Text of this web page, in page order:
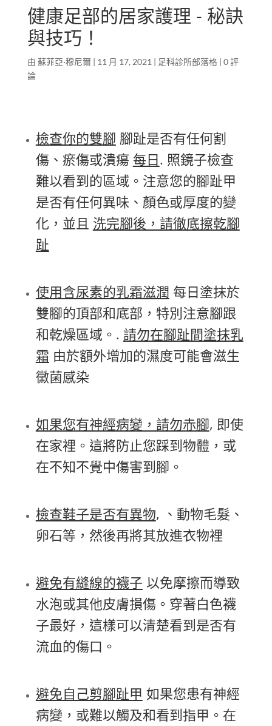
健康足部的居家護理 - 秘訣
與技巧！
由 蘇菲亞·穆尼爾| 11 月 17, 2021 | 足科診所部落格| 0 評
論
檢查你的雙腳 腳趾是否有任何割
傷、瘀傷或潰瘍 每日. 照鏡子檢查
難以看到的區域。注意您的腳趾甲
是否有任何異味、顏色或厚度的變
化，並且 洗完腳後，請徹底擦乾腳
趾
使用含尿素的乳霜滋潤 每日塗抹於
雙腳的頂部和底部，特別注意腳跟
和乾燥區域。. 請勿在腳趾間塗抹乳
霜 由於額外增加的濕度可能會滋生
黴菌感染
如果您有神經病變，請勿赤腳, 即使
在家裡。這將防止您踩到物體，或
在不知不覺中傷害到腳。
檢查鞋子是否有異物, 、動物毛髮、
卵石等，然後再將其放進衣物裡
避免有縫線的襪子 以免摩擦而導致
水泡或其他皮膚損傷。穿著白色襪
子最好，這樣可以清楚看到是否有
流血的傷口。
避免自己剪腳趾甲 如果您患有神經
病變，或難以觸及和看到指甲。在